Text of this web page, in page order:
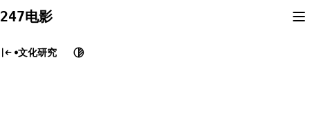
to
247电影
文化研究